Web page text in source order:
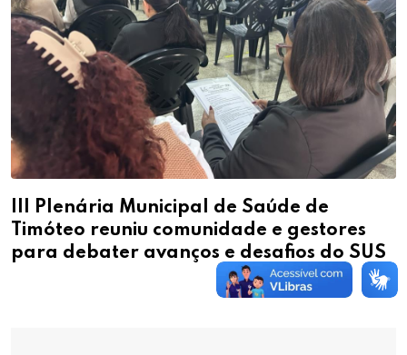
III Plenária Municipal de Saúde de
Timóteo reuniu comunidade e gestores
para debater avanços e desafios do SUS